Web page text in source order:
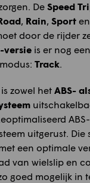
De Speed
, Rain, Sport en
door de rijder
versie is er nog
Track.
zowel het ABS-
uitgerust. Die
een optimale
van wielslip en
goed mogelijk in